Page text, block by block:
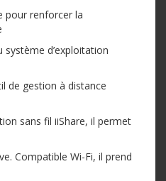
pour renforcer la
système d’exploitation
de gestion à distance
sans fil iiShare, il permet
Compatible Wi-Fi, il prend